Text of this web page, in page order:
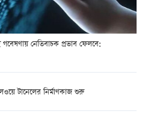
গবেষণায় নেতিবাচক প্রভাব ফেলবে:
টানেলের নির্মাণকাজ শুরু